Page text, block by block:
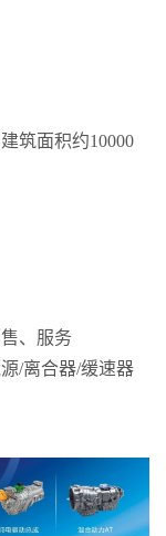
筑面积约10000
、服务
/离合器/缓速器